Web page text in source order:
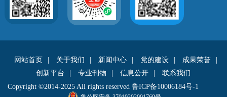
网站首页 关于我们 新闻中心 党的建设 成果荣誉
创新平台
专业刊物 信息公开
联系我们
Copyright ©2014-2025 All rights reserved鲁ICP备10006184号-1